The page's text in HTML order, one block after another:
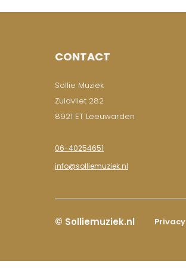
CONTACT
Sollie Muziek
Zuidvliet 282
8921 ET Leeuwarden
06-40254651
info@solliemuziek.nl
© Solliemuziek.nl Privacy